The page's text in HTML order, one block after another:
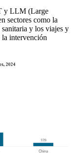
y LLM (Large
sectores como la
y los viajes y
la intervención